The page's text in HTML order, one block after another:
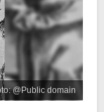
@Public domain